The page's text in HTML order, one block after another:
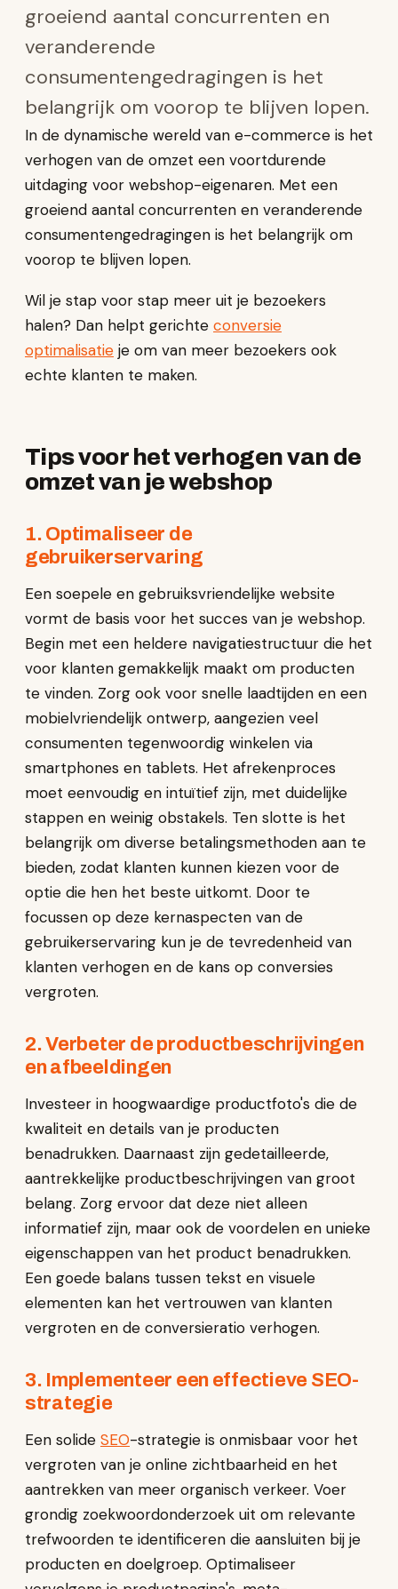
groeiend aantal concurrenten en
veranderende
consumentengedragingen is het
belangrijk om voorop te blijven lopen.
In de dynamische wereld van e-commerce is het
verhogen van de omzet een voortdurende
uitdaging voor webshop-eigenaren. Met een
groeiend aantal concurrenten en veranderende
consumentengedragingen is het belangrijk om
voorop te blijven lopen.
Wil je stap voor stap meer uit je bezoekers
halen? Dan helpt gerichte conversie
optimalisatie je om van meer bezoekers ook
echte klanten te maken.
Tips voor het verhogen van de
omzet van je webshop
1. Optimaliseer de
gebruikerservaring
Een soepele en gebruiksvriendelijke website
vormt de basis voor het succes van je webshop.
Begin met een heldere navigatiestructuur die het
voor klanten gemakkelijk maakt om producten
te vinden. Zorg ook voor snelle laadtijden en een
mobielvriendelijk ontwerp, aangezien veel
consumenten tegenwoordig winkelen via
smartphones en tablets. Het afrekenproces
moet eenvoudig en intuïtief zijn, met duidelijke
stappen en weinig obstakels. Ten slotte is het
belangrijk om diverse betalingsmethoden aan te
bieden, zodat klanten kunnen kiezen voor de
optie die hen het beste uitkomt. Door te
focussen op deze kernaspecten van de
gebruikerservaring kun je de tevredenheid van
klanten verhogen en de kans op conversies
vergroten.
2. Verbeter de productbeschrijvingen
en afbeeldingen
Investeer in hoogwaardige productfoto's die de
kwaliteit en details van je producten
benadrukken. Daarnaast zijn gedetailleerde,
aantrekkelijke productbeschrijvingen van groot
belang. Zorg ervoor dat deze niet alleen
informatief zijn, maar ook de voordelen en unieke
eigenschappen van het product benadrukken.
Een goede balans tussen tekst en visuele
elementen kan het vertrouwen van klanten
vergroten en de conversieratio verhogen.
3. Implementeer een effectieve SEO-
strategie
Een solide SEO-strategie is onmisbaar voor het
vergroten van je online zichtbaarheid en het
aantrekken van meer organisch verkeer. Voer
grondig zoekwoordonderzoek uit om relevante
trefwoorden te identificeren die aansluiten bij je
producten en doelgroep. Optimaliseer